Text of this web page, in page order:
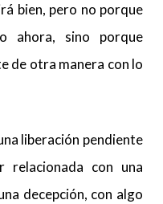
bien, pero no porque
ahora, sino porque
de otra manera con lo
liberación pendiente
relacionada con una
decepción, con algo